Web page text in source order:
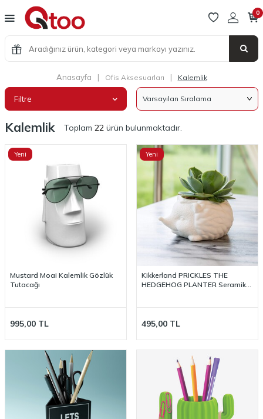
0
Anasayfa | Ofis Aksesuarları | Kalemlik
Filtre
Kalemlik Toplam 22 ürün bulunmaktadır.
Yeni
Mustard Moai Kalemlik Gözlük
Tutacağı
995,00 TL
Yeni
Kikkerland PRICKLES THE
HEDGEHOG PLANTER Seramik
495,00 TL